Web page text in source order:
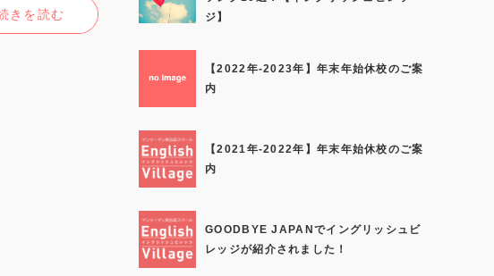
きを読む
ジ】
【2022年-2023年】年末年始休校のご案
内
【2021年-2022年】年末年始休校のご案
内
GOODBYE JAPANでイングリッシュビ
レッジが紹介されました！